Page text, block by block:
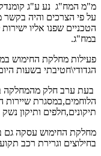
מ"מ המח"ג נע ע"ג
על פי הצרכים והיה בקשר
הטכניים שפנו אליו
במח"ג.
פעילות מחלקת החימוש
הגדודי\חטיבתי בשעות
בעת ערב חלק מהמחלקה
הלוחמים,במסגרת
תיקונים,חלפים ותיקון נשק
מחלקת החימוש עסקה גם
בחילוצים וגרירת רכב